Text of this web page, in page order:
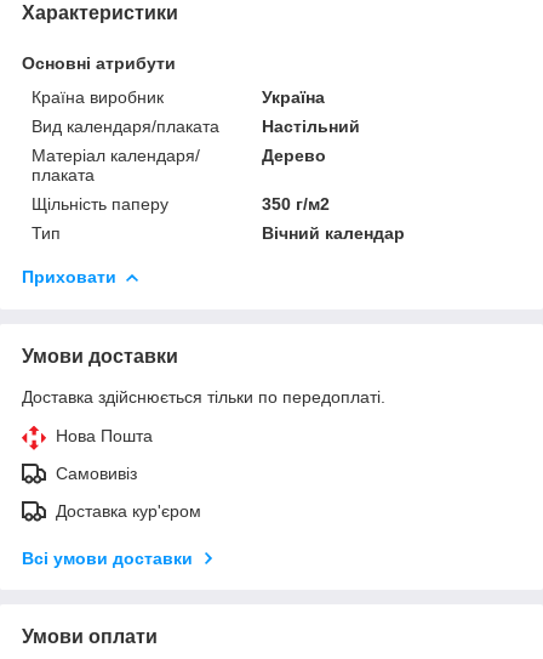
Характеристики
Основні атрибути
Країна виробник
Україна
Вид календаря/плаката
Настільний
Матеріал календаря/
плаката
Дерево
Щільність паперу
350 г/м2
Тип
Вічний календар
Приховати
Умови доставки
Доставка здійснюється тільки по передоплаті.
Нова Пошта
Самовивіз
Доставка кур'єром
Всі умови доставки
Умови оплати